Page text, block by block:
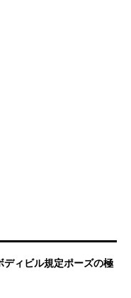
ィビル規定ポーズの極